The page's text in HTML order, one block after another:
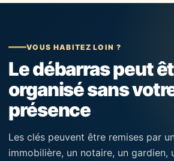
VOUS HABITEZ LOIN ?
Le débarras peut
organisé sans
présence
Les clés peuvent être remises par
immobilière, un notaire, un gardien,